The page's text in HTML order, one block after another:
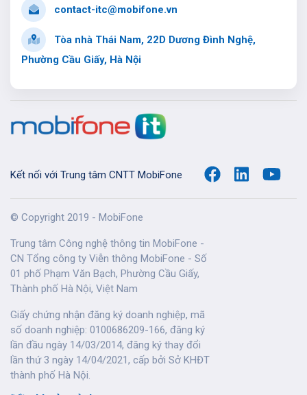
contact-itc@mobifone.vn
Tòa nhà Thái Nam, 22D Dương Đình Nghệ,
Phường Cầu Giấy, Hà Nội
Kết nối với Trung tâm CNTT MobiFone
© Copyright 2019 - MobiFone
Trung tâm Công nghệ thông tin MobiFone -
CN Tổng công ty Viễn thông MobiFone - Số
01 phố Phạm Văn Bạch, Phường Cầu Giấy,
Thành phố Hà Nội, Việt Nam
Giấy chứng nhận đăng ký doanh nghiệp, mã
số doanh nghiệp: 0100686209-166, đăng ký
lần đầu ngày 14/03/2014, đăng ký thay đổi
lần thứ 3 ngày 14/04/2021, cấp bởi Sở KHĐT
thành phố Hà Nội.